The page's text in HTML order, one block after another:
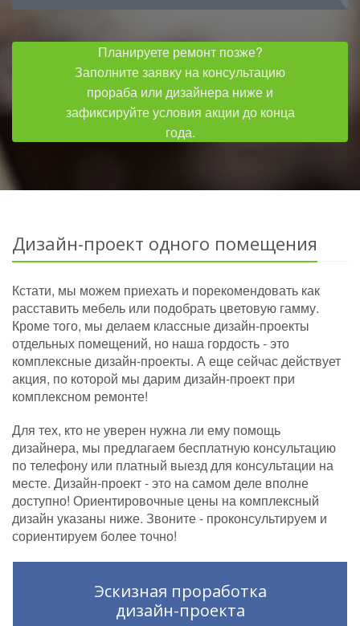
Планируете ремонт позже?
Заполните заявку на консультацию
прораба или дизайнера ниже и
зафиксируйте условия акции до конца
года.
Дизайн-проект одного помещения
Кстати, мы можем приехать и порекомендовать как
расставить мебель или подобрать цветовую гамму.
Кроме того, мы делаем классные дизайн-проекты
отдельных помещений, но наша гордость - это
комплексные дизайн-проекты. А еще сейчас действует
акция, по которой мы дарим дизайн-проект при
комплексном ремонте!
Для тех, кто не уверен нужна ли ему помощь
дизайнера, мы предлагаем бесплатную консультацию
по телефону или платный выезд для консультации на
месте. Дизайн-проект - это на самом деле вполне
доступно! Ориентировочные цены на комплексный
дизайн указаны ниже. Звоните - проконсультируем и
сориентируем более точно!
Эскизная проработка
дизайн-проекта